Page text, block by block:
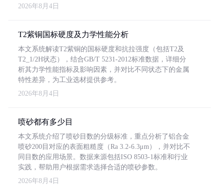
2026年8月4日
T2紫铜国标硬度及力学性能分析
本文系统解读T2紫铜的国标硬度和抗拉强度（包括T2及
T2_1/2H状态），结合GB/T 5231-2012标准数据，详细分
析其力学性能指标及影响因素，并对比不同状态下的金属
特性差异，为工业选材提供参考。
2026年8月4日
喷砂都有多少目
本文系统介绍了喷砂目数的分级标准，重点分析了铝合金
喷砂200目对应的表面粗糙度（Ra 3.2-6.3μm），并对比不
同目数的应用场景。数据来源包括ISO 8503-1标准和行业
实践，帮助用户根据需求选择合适的喷砂参数。
2026年8月4日